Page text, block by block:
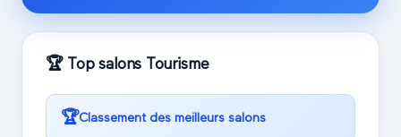
🏆 Top salons Tourisme
🏆Classement des meilleurs salons